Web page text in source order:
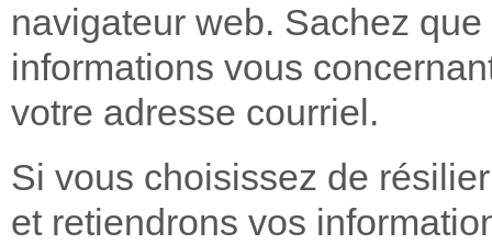
navigateur web. Sachez
informations vous
votre adresse courriel.
Si vous choisissez de
et retiendrons vos